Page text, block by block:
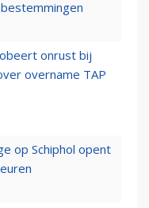
onrust bij
overname TAP
op Schiphol opent